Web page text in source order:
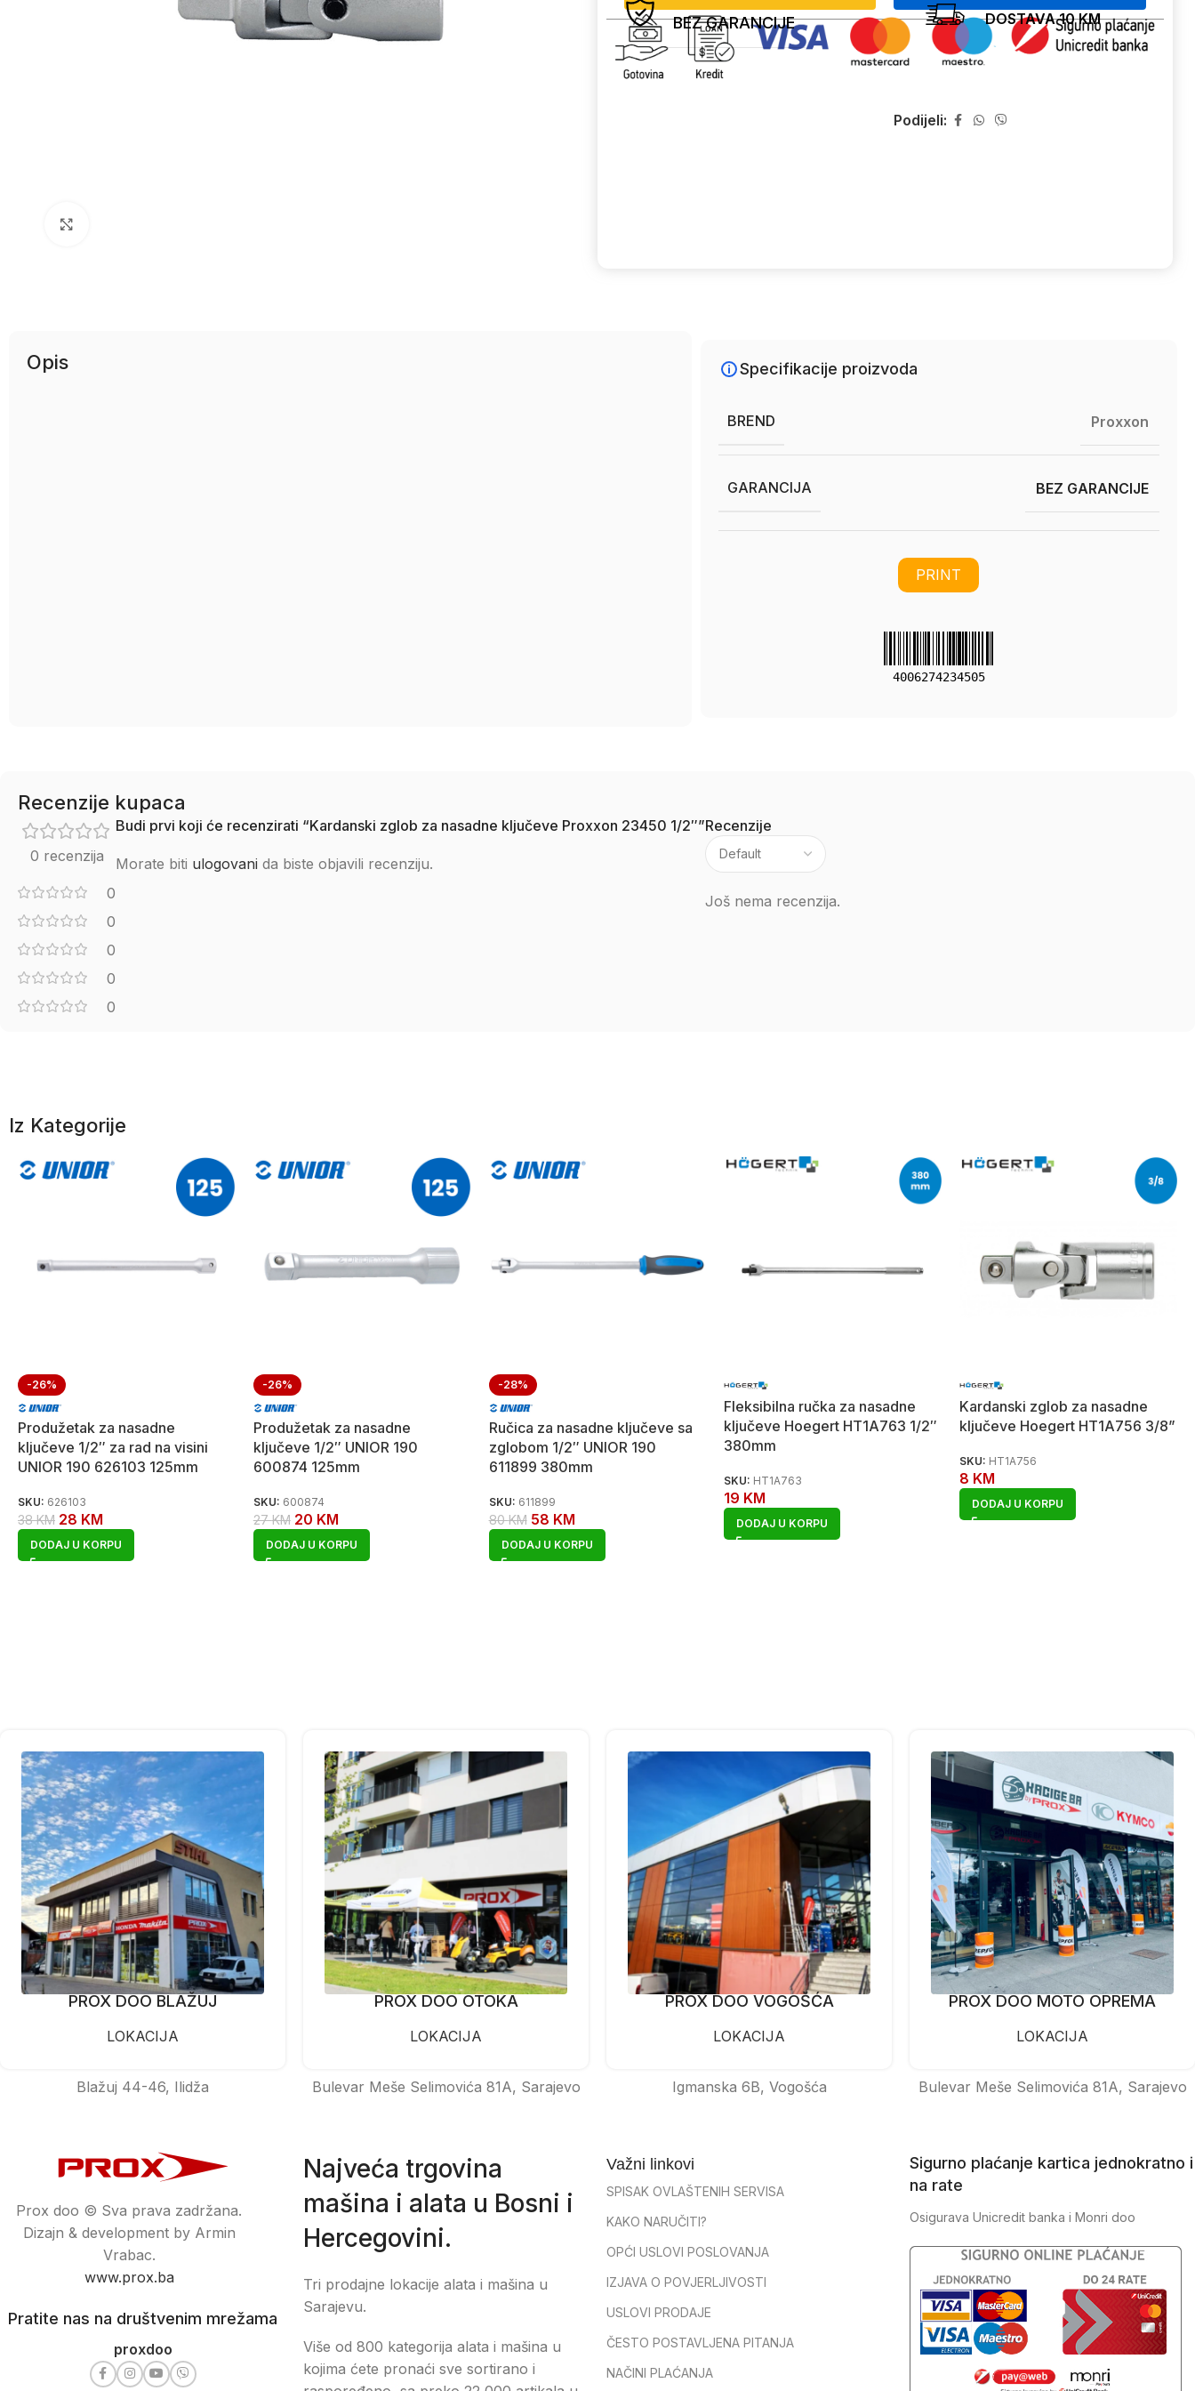
BEZ GARANCIJE DOSTAVA 10 KM
Podijeli:
Opis Specifikacije proizvoda
BREND Proxxon
GARANCIJA BEZ GARANCIJE
PRINT
4006274234505
Recenzije kupaca
0 recenzija
0
0
0
0
0
Recenzije
Još nema recenzija.
Budi prvi koji će recenzirati “Kardanski zglob za nasadne ključeve Proxxon 23450 1/2″”
Morate biti ulogovani da biste objavili recenziju.
Iz Kategorije
-26%
Produžetak za nasadne
ključeve 1/2″ za rad na visini
UNIOR 190 626103 125mm
SKU: 626103
38KM 28 KM
DODAJ U KORPU
-26%
Produžetak za nasadne
ključeve 1/2″ UNIOR 190
600874 125mm
SKU: 600874
27KM 20 KM
DODAJ U KORPU
-28%
Ručica za nasadne ključeve sa
zglobom 1/2″ UNIOR 190
611899 380mm
SKU: 611899
80KM 58 KM
DODAJ U KORPU
Fleksibilna ručka za nasadne
ključeve Hoegert HT1A763 1/2″
380mm
SKU: HT1A763
19 KM
DODAJ U KORPU
Kardanski zglob za nasadne
ključeve Hoegert HT1A756 3/8”
SKU: HT1A756
8 KM
DODAJ U KORPU
PROX DOO BLAŽUJ
LOKACIJA
Blažuj 44-46, Ilidža
PROX DOO OTOKA
LOKACIJA
Bulevar Meše Selimovića 81A, Sarajevo
PROX DOO VOGOŠĆA
LOKACIJA
Igmanska 6B, Vogošća
PROX DOO MOTO OPREMA
LOKACIJA
Bulevar Meše Selimovića 81A, Sarajevo
Prox doo © Sva prava zadržana.
Dizajn & development by Armin
Vrabac.
www.prox.ba
Pratite nas na društvenim mrežama
proxdoo
Najveća trgovina
mašina i alata u Bosni i
Hercegovini.
Tri prodajne lokacije alata i mašina u
Sarajevu.
Više od 800 kategorija alata i mašina u
kojima ćete pronaći sve sortirano i
Važni linkovi
SPISAK OVLAŠTENIH SERVISA
KAKO NARUČITI?
OPĆI USLOVI POSLOVANJA
IZJAVA O POVJERLJIVOSTI
USLOVI PRODAJE
ČESTO POSTAVLJENA PITANJA
NAČINI PLAĆANJA
Sigurno plaćanje kartica jednokratno i
na rate
Osigurava Unicredit banka i Monri doo